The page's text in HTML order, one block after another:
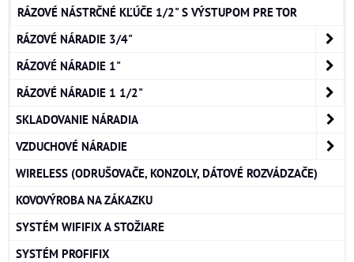
RÁZOVÉ NÁSTRČNÉ KĽÚČE 1/2" S VÝSTUPOM PRE TOR
RÁZOVÉ NÁRADIE 3/4"
RÁZOVÉ NÁRADIE 1"
RÁZOVÉ NÁRADIE 1 1/2"
SKLADOVANIE NÁRADIA
VZDUCHOVÉ NÁRADIE
WIRELESS (ODRUŠOVAČE, KONZOLY, DÁTOVÉ ROZVÁDZAČE)
KOVOVÝROBA NA ZÁKAZKU
SYSTÉM WIFIFIX A STOŽIARE
SYSTÉM PROFIFIX